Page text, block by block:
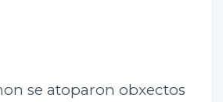
se atoparon obxectos